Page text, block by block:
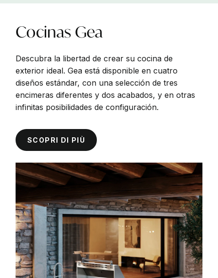
Cocinas Gea
Descubra la libertad de crear su cocina de
exterior ideal. Gea está disponible en cuatro
diseños estándar, con una selección de tres
encimeras diferentes y dos acabados, y en otras
infinitas posibilidades de configuración.
SCOPRI DI PIÙ